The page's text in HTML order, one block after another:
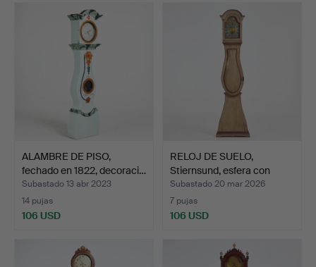
ALAMBRE DE PISO,
fechado en 1822, decoraci…
Subastado 13 abr 2023
14 pujas
106 USD
RELOJ DE SUELO,
Stiernsund, esfera con
núm…
Subastado 20 mar 2026
7 pujas
106 USD